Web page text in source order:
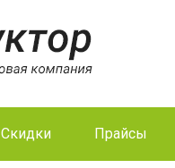
Скидки Прайсы